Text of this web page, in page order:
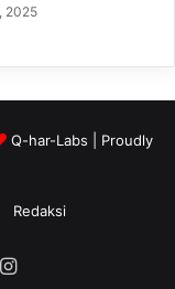
2025
Q-har-Labs | Proudly
Redaksi
Instagram